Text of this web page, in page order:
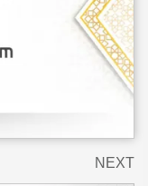
NEXT